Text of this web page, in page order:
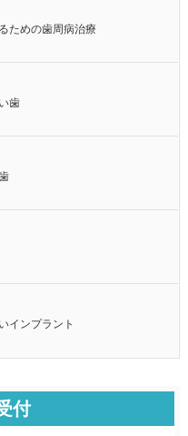
ための歯周病治療
歯
インプラント
付